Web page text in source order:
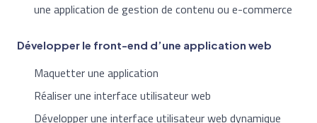
une application de gestion de contenu ou e-commerce
Développer le front-end d’une application web
Maquetter une application
Réaliser une interface utilisateur web
Développer une interface utilisateur web dynamique